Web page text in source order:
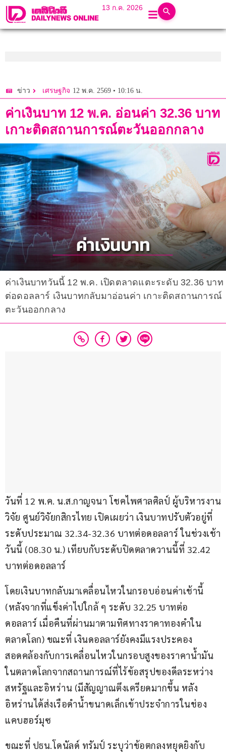
13 ก.ค. 2026
ข่าว เศรษฐกิจ 12 พ.ค. 2569 • 10:16 น.
ค่าเงินบาท 12 พ.ค. อ่อนค่า 32.36 บาท
เกาะติดสถานการณ์ตะวันออกกลาง
ค่าเงินบาทวันนี้ 12 พ.ค. เปิดตลาดแตะระดับ 32.36 บาท
ต่อดอลลาร์ เงินบาทกลับมาอ่อนค่า เกาะติดสถานการณ์
ตะวันออกกลาง
วันที่ 12 พ.ค. น.ส.กาญจนา โชคไพศาลศิลป์ ผู้บริหารงาน
วิจัย ศูนย์วิจัยกสิกรไทย เปิดเผยว่า เงินบาทปรับตัวอยู่ที่
ระดับประมาณ 32.34-32.36 บาทต่อดอลลาร์ ในช่วงเช้า
วันนี้ (08.30 น.) เทียบกับระดับปิดตลาดวานนี้ที่ 32.42
บาทต่อดอลลาร์
โดยเงินบาทกลับมาเคลื่อนไหวในกรอบอ่อนค่าเช้านี้
(หลังจากที่แข็งค่าไปใกล้ ๆ ระดับ 32.25 บาทต่อ
ดอลลาร์ เมื่อคืนที่ผ่านมาตามทิศทางราคาทองคำใน
ตลาดโลก) ขณะที่ เงินดอลลาร์ยังคงมีแรงประคอง
สอดคล้องกับการเคลื่อนไหวในกรอบสูงของราคาน้ำมัน
ในตลาดโลกจากสถานการณ์ที่ไร้ข้อสรุปของดีลระหว่าง
สหรัฐและอิหร่าน (มีสัญญาณตึงเครียดมากขึ้น หลัง
อิหร่านได้ส่งเรือดำน้ำขนาดเล็กเข้าประจำการในช่อง
แคบฮอร์มุซ
ขณะที่ ปธน.โดนัลด์ ทรัมป์ ระบุว่าข้อตกลงหยุดยิงกับ